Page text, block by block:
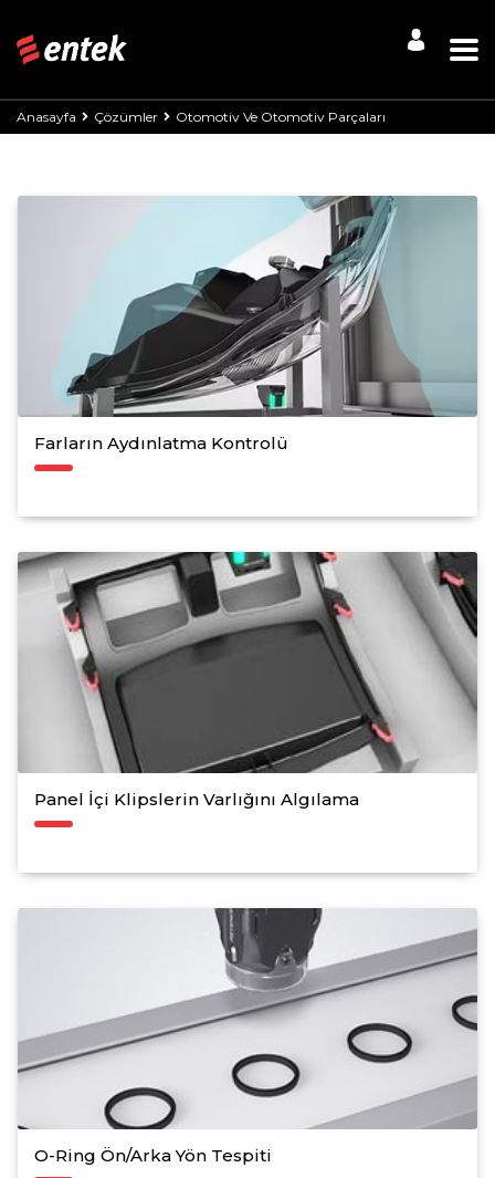
Anasayfa Çözümler Otomotiv Ve Otomotiv Parçaları
Farların Aydınlatma Kontrolü
Panel İçi Klipslerin Varlığını Algılama
O-Ring Ön/Arka Yön Tespiti